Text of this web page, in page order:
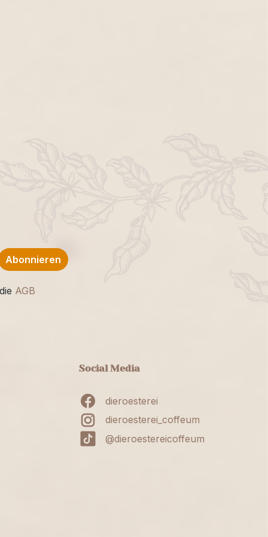
Abonnieren
AGB
Social Media
dieroesterei
dieroesterei_coffeum
@dieroestereicoffeum